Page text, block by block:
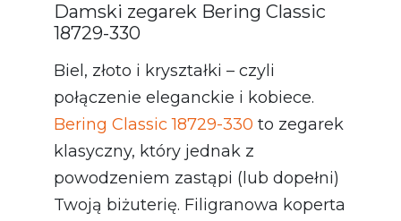
Damski zegarek Bering Classic
18729-330
Biel, złoto i kryształki – czyli
połączenie eleganckie i kobiece.
Bering Classic 18729-330 to zegarek
klasyczny, który jednak z
powodzeniem zastąpi (lub dopełni)
Twoją biżuterię. Filigranowa koperta